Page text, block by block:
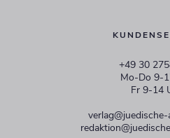
+49 30
Mo-Do 9-
Fr 9-14